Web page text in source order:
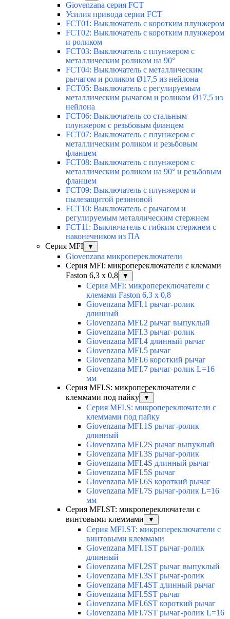
Giovenzana серия FCT
Усилия привода серии FCT
FCT01: Выключатель с коротким плунжером
FCT02: Выключатель с коротким плунжером
и роликом
FCT03: Выключатель с плунжером с
металлическим роликом на 90°
FCT04: Выключатель с металлическим
рычагом и роликом Ø17,5 из нейлона
FCT05: Выключатель с регулируемым
металлическим рычагом и роликом Ø17,5 из
нейлона
FCT06: Выключатель со стальным
плунжером с резьбовым фланцем
FCT07: Выключатель с плунжером с
металлическим роликом и резьбовым
фланцем
FCT08: Выключатель с плунжером с
металлическим роликом на 90° и резьбовым
фланцем
FCT09: Выключатель с плунжером и
пылезащитой резиновой
FCT10: Выключатель с рычагом и
регулируемым металлическим стержнем
FCT11: Выключатель с гибким стержнем с
наконечником из ПА
Серия MFI
▼
Giovenzana микропереключатели
Серия MFI: микропереключатели с клемами
Faston 6,3 x 0,8
▼
Серия MFI: микропереключатели с
клемами Faston 6,3 x 0,8
Giovenzana MFI.1 рычаг-ролик
длинный
Giovenzana MFI.2 рычаг выпуклый
Giovenzana MFI.3 рычаг-ролик
Giovenzana MFI.4 длинный рычаг
Giovenzana MFI.5 рычаг
Giovenzana MFI.6 короткий рычаг
Giovenzana MFI.7 рычаг-ролик L=16
мм
Серия MFI.S: микропереключатели с
клеммами под пайку
▼
Серия MFI.S: микропереключатели с
клеммами под пайку
Giovenzana MFI.1S рычаг-ролик
длинный
Giovenzana MFI.2S рычаг выпуклый
Giovenzana MFI.3S рычаг-ролик
Giovenzana MFI.4S длинный рычаг
Giovenzana MFI.5S рычаг
Giovenzana MFI.6S короткий рычаг
Giovenzana MFI.7S рычаг-ролик L=16
мм
Серия MFI.ST: микропереключатели с
винтовыми клеммами
▼
Серия MFI.ST: микропереключатели с
винтовыми клеммами
Giovenzana MFI.1ST рычаг-ролик
длинный
Giovenzana MFI.2ST рычаг выпуклый
Giovenzana MFI.3ST рычаг-ролик
Giovenzana MFI.4ST длинный рычаг
Giovenzana MFI.5ST рычаг
Giovenzana MFI.6ST короткий рычаг
Giovenzana MFI.7ST рычаг-ролик L=16